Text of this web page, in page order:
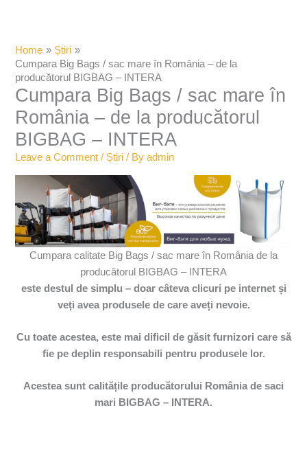
Home
Știri
Cumpara Big Bags / sac mare în România – de la
producătorul BIGBAG – INTERA
Cumpara Big Bags / sac mare în
România – de la producătorul
BIGBAG – INTERA
Leave a Comment / Știri / Byadmin
Cumpara calitate Big Bags / sac mare în România de la
producătorul BIGBAG – INTERA
este destul de simplu – doar câteva clicuri pe internet și
veți avea produsele de care aveți nevoie.
Cu toate acestea, este mai dificil de găsit furnizori care să
fie pe deplin responsabili pentru produsele lor.
Acestea sunt calitățile producătorului România de saci
mari BIGBAG – INTERA.